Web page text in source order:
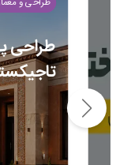
طراحی